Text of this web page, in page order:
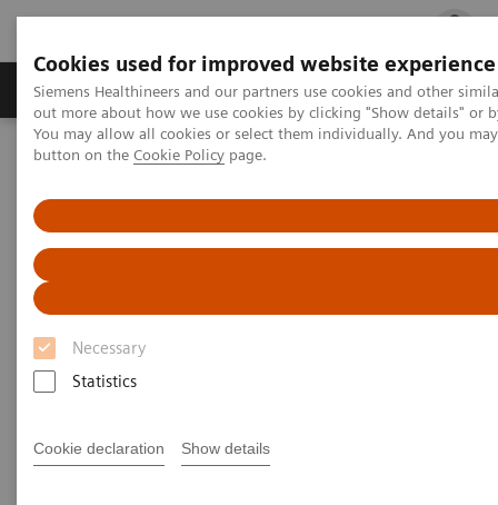
Cookies used for improved website experience
Siemens Healthineers and our partners use cookies and other
out more about how we use cookies by clicking "Show details" or
You may allow all cookies or select them individually. And you
button on the Cookie Policy page.
Necessary
Statistics
Cookie declaration Show details
Produits & services Spécialités cliniques
Accueil Imagerie Médicale
Systèmes de Radiographie